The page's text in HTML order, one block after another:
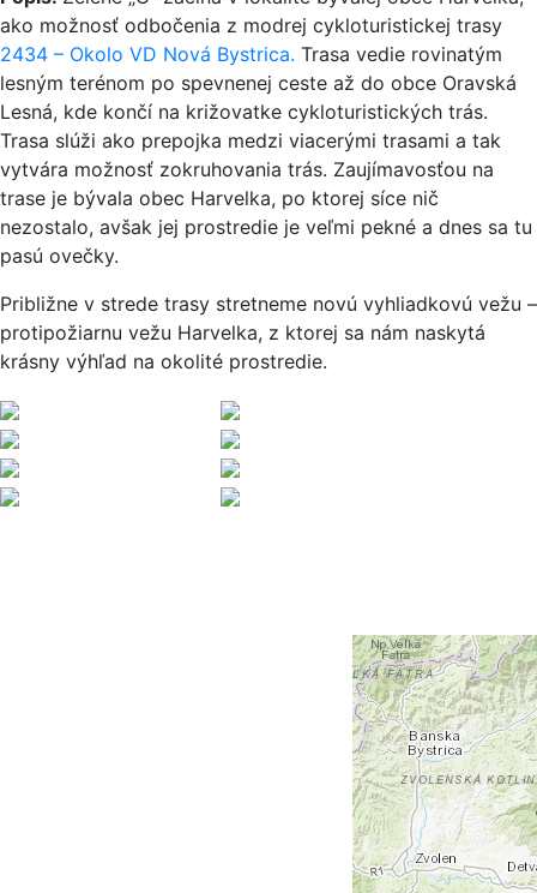
ako možnosť odbočenia z modrej cykloturistickej trasy
2434 – Okolo VD Nová Bystrica. Trasa vedie rovinatým
lesným terénom po spevnenej ceste až do obce Oravská
Lesná, kde končí na križovatke cykloturistických trás.
Trasa slúži ako prepojka medzi viacerými trasami a tak
vytvára možnosť zokruhovania trás. Zaujímavosťou na
trase je bývala obec Harvelka, po ktorej síce nič
nezostalo, avšak jej prostredie je veľmi pekné a dnes sa tu
pasú ovečky.
Približne v strede trasy stretneme novú vyhliadkovú vežu –
protipožiarnu vežu Harvelka, z ktorej sa nám naskytá
krásny výhľad na okolité prostredie.